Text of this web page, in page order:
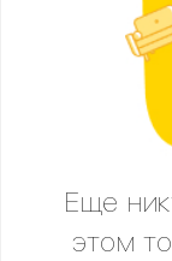
Еще
этом